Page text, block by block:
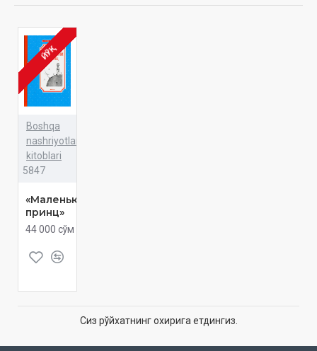
ЙЎҚ
Boshqa
nashriyotlar
kitoblari
5847
«Маленький
принц»
44 000 сўм
Сиз рўйхатнинг охирига етдингиз.